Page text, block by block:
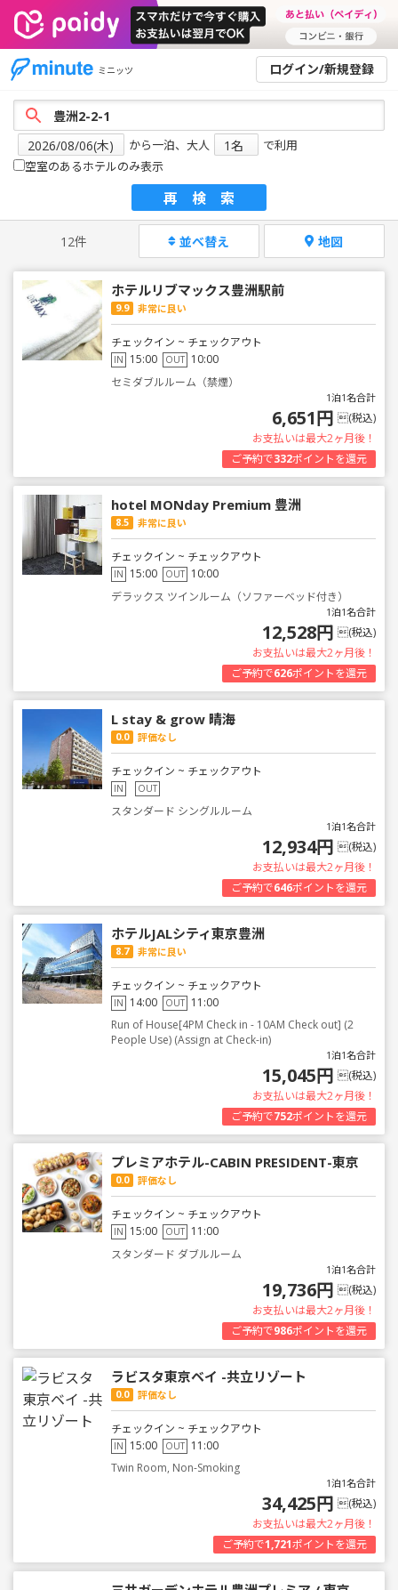
ミニッツ ログイン/新規登録
から一泊、大人
で利用
空室のあるホテルのみ表示
再検索
12件 並べ替え 地図
ホテルリブマックス豊洲駅前
9.9 非常に良い
チェックイン ~ チェックアウト
IN 15:00 OUT 10:00
セミダブルルーム（禁煙）
1泊1名合計
6,651円 (税込)
お支払いは最大2ヶ月後！
ご予約で332ポイントを還元
hotel MONday Premium 豊洲
8.5 非常に良い
チェックイン ~ チェックアウト
IN 15:00 OUT 10:00
デラックス ツインルーム（ソファーベッド付き）
1泊1名合計
12,528円 (税込)
お支払いは最大2ヶ月後！
ご予約で626ポイントを還元
L stay & grow 晴海
0.0 評価なし
チェックイン ~ チェックアウト
IN OUT
スタンダード シングルルーム
1泊1名合計
12,934円 (税込)
お支払いは最大2ヶ月後！
ご予約で646ポイントを還元
ホテルJALシティ東京豊洲
8.7 非常に良い
チェックイン ~ チェックアウト
IN 14:00 OUT 11:00
Run of House[4PM Check in - 10AM Check out] (2
People Use) (Assign at Check-in)
1泊1名合計
15,045円 (税込)
お支払いは最大2ヶ月後！
ご予約で752ポイントを還元
プレミアホテル-CABIN PRESIDENT-東京
0.0 評価なし
チェックイン ~ チェックアウト
IN 15:00 OUT 11:00
スタンダード ダブルルーム
1泊1名合計
19,736円 (税込)
お支払いは最大2ヶ月後！
ご予約で986ポイントを還元
ラビスタ東京ベイ -共立リゾート
0.0 評価なし
チェックイン ~ チェックアウト
IN 15:00 OUT 11:00
Twin Room, Non-Smoking
1泊1名合計
34,425円 (税込)
お支払いは最大2ヶ月後！
ご予約で1,721ポイントを還元